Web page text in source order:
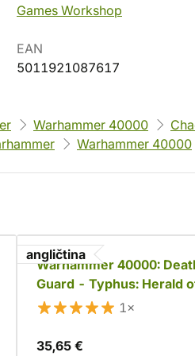
Games Workshop
EAN
5011921087617
Warhammer 40000
Warhammer 40000
angličtina
Warhammer 40000:
Guard - Typhus: Herald
Plague God
1×
35,65 €